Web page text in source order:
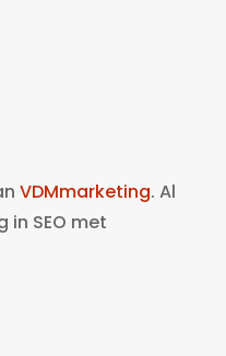
VDMmarketing. Al
in SEO met